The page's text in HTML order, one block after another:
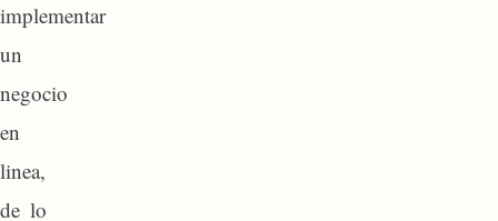
implementar
un
negocio
en
linea,
de lo